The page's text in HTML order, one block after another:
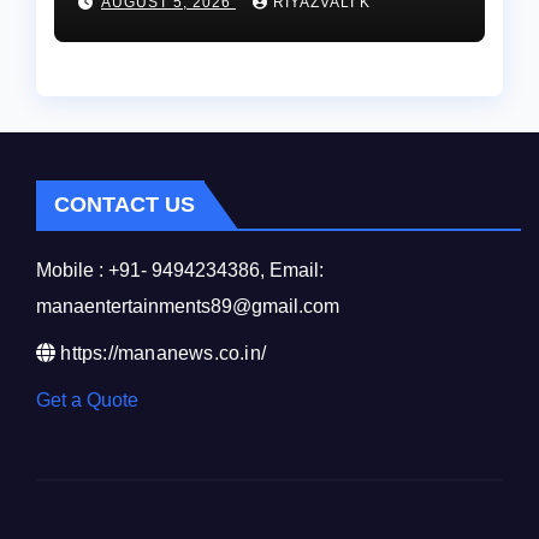
CONTACT US
Mobile : +91- 9494234386, Email:
manaentertainments89@gmail.com
https://mananews.co.in/
Get a Quote